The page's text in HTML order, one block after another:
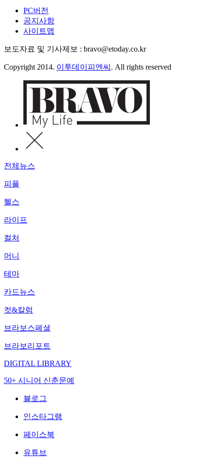
PC버전
공지사항
사이트맵
보도자료 및 기사제보 : bravo@etoday.co.kr
Copyright 2014. 이투데이피엔씨 . All rights reserved
전체뉴스
피플
헬스
라이프
컬처
머니
테마
카드뉴스
컷&칼럼
브라보스페셜
브라보리포트
DIGITAL LIBRARY
50+ 시니어 신춘문예
블로그
인스타그램
페이스북
유튜브